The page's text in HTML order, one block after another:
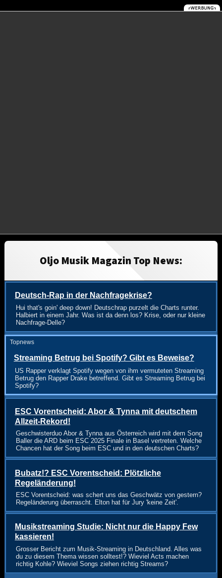
Oljo Musik Magazin Top News:
Deutsch-Rap in der Nachfragekrise?
Hui that's goin' deep down! Deutschrap purzelt die Charts runter.
Halbiert in einem Jahr. Was ist da denn los? Krise, oder nur kleine
Nachfrage-Delle?
Topnews
Streaming Betrug bei Spotify? Gibt es Beweise?
US Rapper verklagt Spotify wegen von ihm vermuteten Streaming
Betrug den Rapper Drake betreffend. Gibt es Streaming Betrug bei
Spotify?
ESC Vorentscheid: Abor & Tynna mit deutschem
Allzeit-Rekord!
Geschwisterduo Abor & Tynna aus Österreich wird mit dem Song
Baller die ARD beim ESC 2025 Finale in Basel vertreten. Welche
Chancen hat der Song beim ESC und in den deutschen Charts?
Bubatz!? ESC Vorentscheid: Plötzliche
Regeländerung!
ESC Vorentscheid: was schert uns das Geschwätz von gestern?
Regeländerung überrascht. Elton hat für Jury 'keine Zeit'.
Musikstreaming Studie: Nicht nur die Happy Few
kassieren!
Grosser Bericht zum Musik-Streaming in Deutschland. Alles was
du zu diesem Thema wissen solltest!? Wieviel Acts machen
richtig Kohle? Wieviel Songs ziehen richtig Streams?